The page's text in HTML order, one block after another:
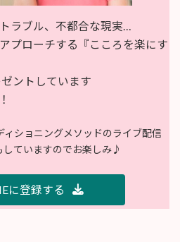
ラブル、不都合な現実…
プローチする『こころを楽にす
ントしています
ィショニングメソッドのライブ配信
していますのでお楽しみ♪
に登録する